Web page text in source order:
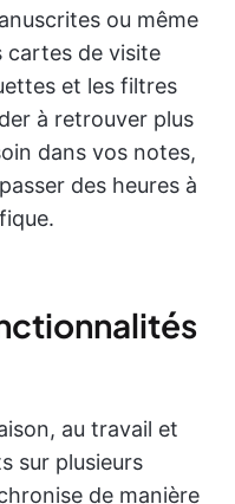
ou même
cartes de visite
et les filtres
à retrouver plus
dans vos notes,
des heures à
au travail et
sur plusieurs
de manière